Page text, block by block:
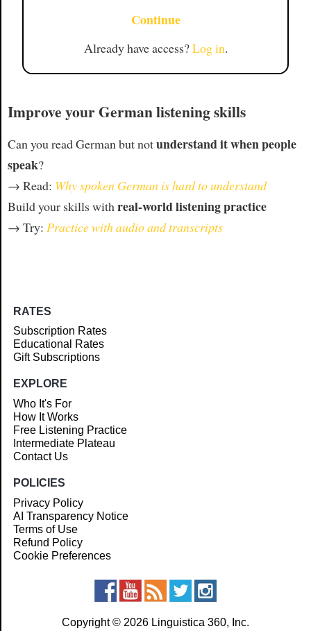
Continue
Already have access?Log in.
Improve your German listening skills
Can you read German but notunderstand it when people
speak?
→ Read: Why spoken German is hard to understand
Build your skills withreal-world listening practice
→ Try: Practice with audio and transcripts
RATES
Subscription Rates
Educational Rates
Gift Subscriptions
EXPLORE
Who It's For
How It Works
Free Listening Practice
Intermediate Plateau
Contact Us
POLICIES
Privacy Policy
AI Transparency Notice
Terms of Use
Refund Policy
Cookie Preferences
Copyright © 2026 Linguistica 360, Inc.